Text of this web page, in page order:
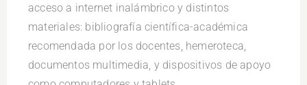
acceso a internet inalámbrico y distintos
materiales: bibliografía científica-académica
recomendada por los docentes, hemeroteca,
documentos multimedia, y dispositivos de apoyo